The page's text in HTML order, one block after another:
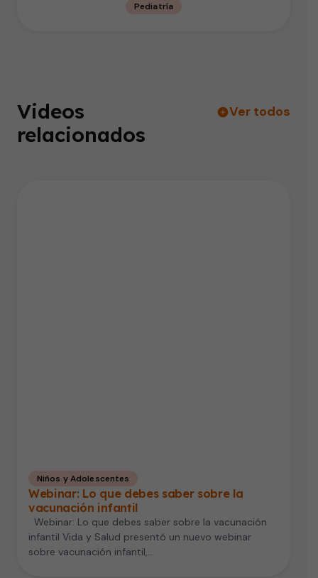
Pediatría
Videos
relacionados
Ver todos
Niños y Adolescentes
Webinar: Lo que debes saber sobre la
vacunación infantil
Webinar: Lo que debes saber sobre la vacunación
infantil Vida y Salud presentó un nuevo webinar
sobre vacunación infantil,…